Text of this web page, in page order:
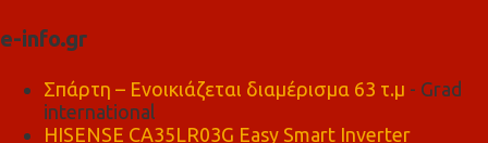
e-info.gr
Σπάρτη – Ενοικιάζεται διαμέρισμα 63 τ.μ - Grad
international
HISENSE CA35LR03G Easy Smart Inverter